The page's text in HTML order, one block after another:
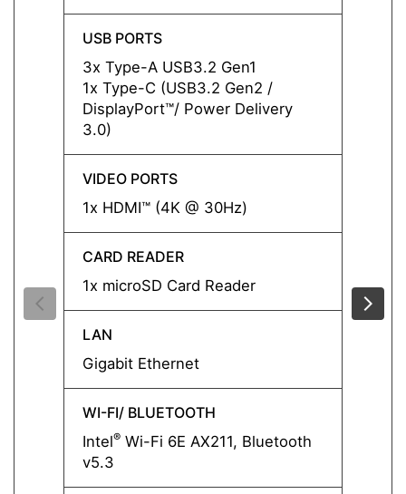
USB PORTS
3x Type-A USB3.2 Gen1
1x Type-C (USB3.2 Gen2 /
DisplayPort™/ Power Delivery
3.0)
VIDEO PORTS
1x HDMI™ (4K @ 30Hz)
CARD READER
1x microSD Card Reader
1x
LAN
Gigabit Ethernet
WI-FI/ BLUETOOTH
Intel® Wi-Fi 6E AX211, Bluetooth
v5.3